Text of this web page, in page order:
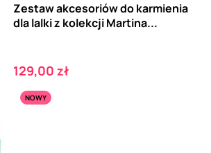
Zestaw akcesoriów do karmienia
dla lalki z kolekcji Martina...
Cena
129,00 zł
NOWY